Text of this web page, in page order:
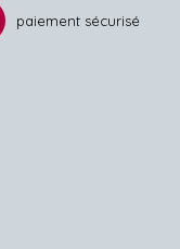
paiement sécurisé